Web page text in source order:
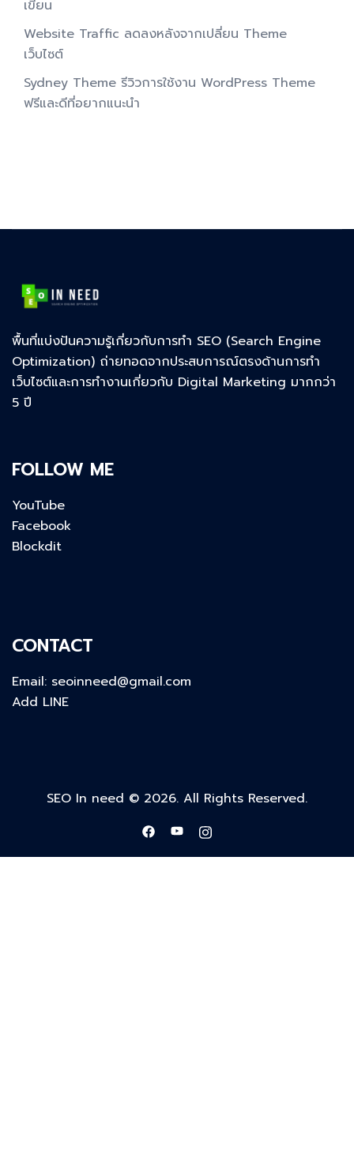
เขียน
Website Traffic ลดลงหลังจากเปลี่ยน Theme
เว็บไซต์
Sydney Theme รีวิวการใช้งาน WordPress Theme
ฟรีและดีที่อยากแนะนำ
พื้นที่แบ่งปันความรู้เกี่ยวกับการทำ SEO (Search Engine
Optimization) ถ่ายทอดจากประสบการณ์ตรงด้านการทำ
เว็บไซต์และการทำงานเกี่ยวกับ Digital Marketing มากกว่า
5 ปี
FOLLOW ME
YouTube
Facebook
Blockdit
CONTACT
Email: seoinneed@gmail.com
Add LINE
SEO In need © 2026. All Rights Reserved.